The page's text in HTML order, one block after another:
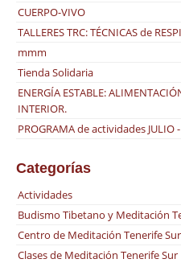
CUERPO-VIVO
TALLERES TRC: TÉCNICAS de
mmm
Tienda Solidaria
ENERGÍA ESTABLE:
INTERIOR.
PROGRAMA de actividades JULIO
Categorías
Actividades
Budismo Tibetano y Meditación
Centro de Meditación Tenerife Sur
Clases de Meditación Tenerife Sur